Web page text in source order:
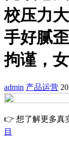
校压力
手好腻
拘谨，
admin 产品运营
👉 想了解更多真
目